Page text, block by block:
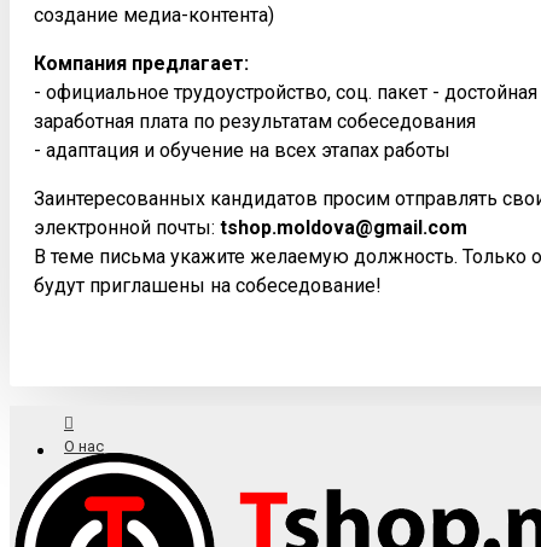
создание медиа-контента)
Компания предлагает:
- официальное трудоустройство, соц. пакет -
заработная плата по результатам собеседования
- адаптация и обучение на всех этапах работы
Заинтересованных кандидатов просим отправлять
электронной почты: tshop.moldova@gmail.com
В теме письма укажите желаемую должность. Только
будут приглашены на собеседование!
О нас
Доставка